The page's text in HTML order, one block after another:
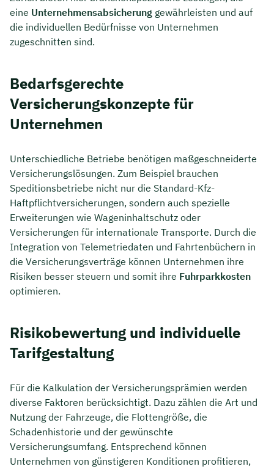
eine Unternehmensabsicherung gewährleisten und auf
die individuellen Bedürfnisse von Unternehmen
zugeschnitten sind.
Bedarfsgerechte
Versicherungskonzepte für
Unternehmen
Unterschiedliche Betriebe benötigen maßgeschneiderte
Versicherungslösungen. Zum Beispiel brauchen
Speditionsbetriebe nicht nur die Standard-Kfz-
Haftpflichtversicherungen, sondern auch spezielle
Erweiterungen wie Wageninhaltschutz oder
Versicherungen für internationale Transporte. Durch die
Integration von Telemetriedaten und Fahrtenbüchern in
die Versicherungsverträge können Unternehmen ihre
Risiken besser steuern und somit ihre Fuhrparkkosten
optimieren.
Risikobewertung und individuelle
Tarifgestaltung
Für die Kalkulation der Versicherungsprämien werden
diverse Faktoren berücksichtigt. Dazu zählen die Art und
Nutzung der Fahrzeuge, die Flottengröße, die
Schadenhistorie und der gewünschte
Versicherungsumfang. Entsprechend können
Unternehmen von günstigeren Konditionen profitieren,